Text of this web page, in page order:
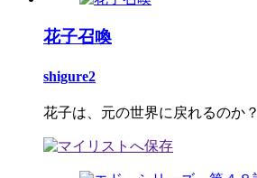
花子召喚
shigure2
花子は、元の世界に戻れるのか？